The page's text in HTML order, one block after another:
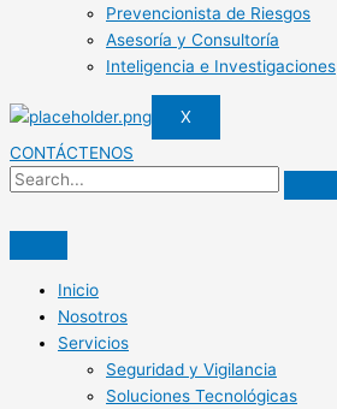
Prevencionista de Riesgos
Asesoría y Consultoría
Inteligencia e Investigaciones
X
CONTÁCTENOS
Inicio
Nosotros
Servicios
Seguridad y Vigilancia
Soluciones Tecnológicas